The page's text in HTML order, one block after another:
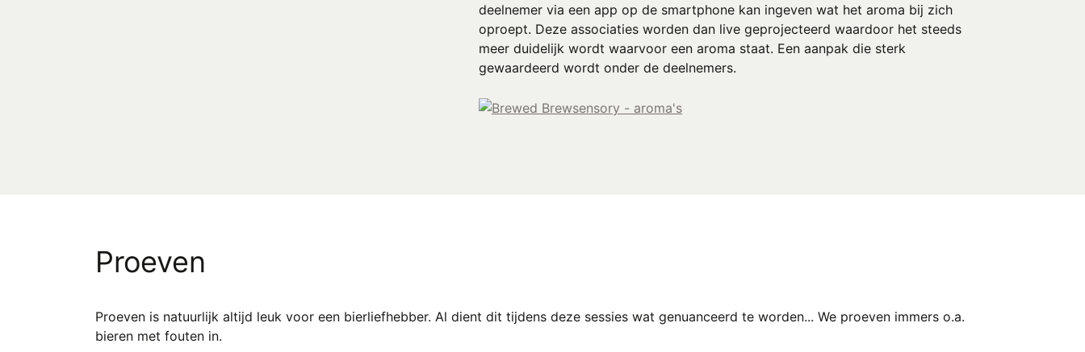
deelnemer via een app op de smartphone kan ingeven wat het aroma bij zich
oproept. Deze associaties worden dan live geprojecteerd waardoor het steeds
meer duidelijk wordt waarvoor een aroma staat. Een aanpak die sterk
gewaardeerd wordt onder de deelnemers.
Proeven
Proeven is natuurlijk altijd leuk voor een bierliefhebber. Al dient dit tijdens deze sessies wat genuanceerd te worden... We proeven immers o.a.
bieren met fouten in.